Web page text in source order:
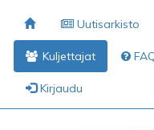
Uutisarkisto
Kuljettajat
Kirjaudu